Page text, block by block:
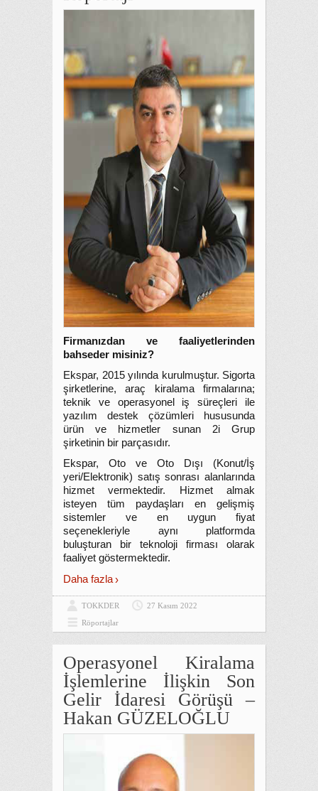
Firmanızdan ve faaliyetlerinden
bahseder misiniz?
Ekspar, 2015 yılında kurulmuştur. Sigorta
şirketlerine, araç kiralama firmalarına;
teknik ve operasyonel iş süreçleri ile
yazılım destek çözümleri hususunda
ürün ve hizmetler sunan 2i Grup
şirketinin bir parçasıdır.
Ekspar, Oto ve Oto Dışı (Konut/İş
yeri/Elektronik) satış sonrası alanlarında
hizmet vermektedir. Hizmet almak
isteyen tüm paydaşları en gelişmiş
sistemler ve en uygun fiyat
seçenekleriyle aynı platformda
buluşturan bir teknoloji firması olarak
faaliyet göstermektedir.
Daha fazla
TOKKDER
27 Kasım 2022
Röportajlar
Operasyonel Kiralama
İşlemlerine İlişkin Son
Gelir İdaresi Görüşü –
Hakan GÜZELOĞLU